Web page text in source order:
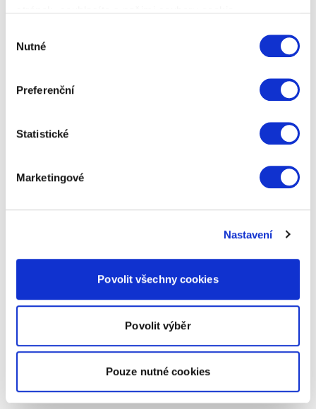
souhlasu
Nutné
Preferenční
Statistické
Marketingové
Nastavení
Povolit všechny cookies
Povolit výběr
Pouze nutné cookies